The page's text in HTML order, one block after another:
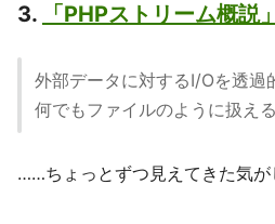
3. 「PHPストリーム概
外部データに対するI/Oを透過
何でもファイルのように扱える
……ちょっとずつ見えてきた気が